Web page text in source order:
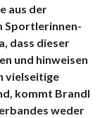
aus der
Sportlerinnen-
dass dieser
und hinweisen
vielseitige
kommt Brandl
weder